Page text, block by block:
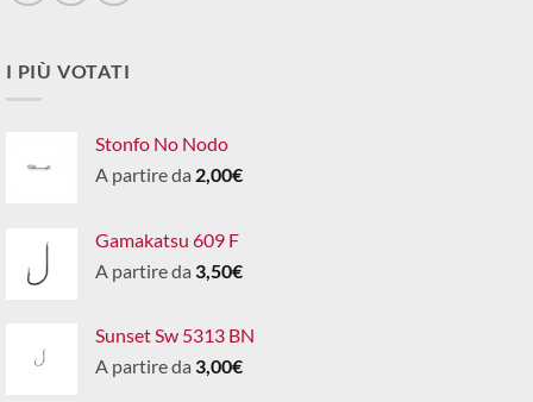
I PIÙ VOTATI
Stonfo No Nodo
A partire da 2,00€
Gamakatsu 609 F
A partire da 3,50€
Sunset Sw 5313 BN
A partire da 3,00€